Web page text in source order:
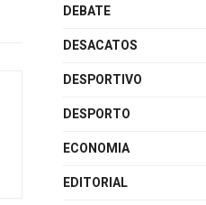
DEBATE
DESACATOS
DESPORTIVO
DESPORTO
ECONOMIA
EDITORIAL